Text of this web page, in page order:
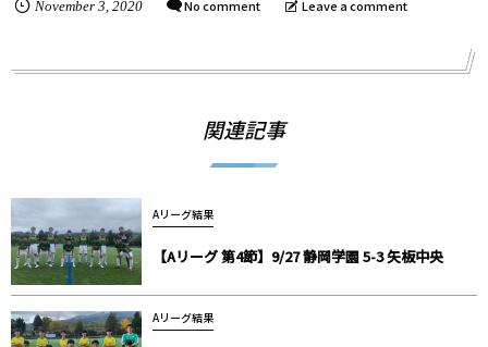
November 3 2020 No comment Leave a comment
関連記事
Aリーグ結果
【Aリーグ 第4節】9/27 静岡学園 5-3 矢板中央
Aリーグ結果